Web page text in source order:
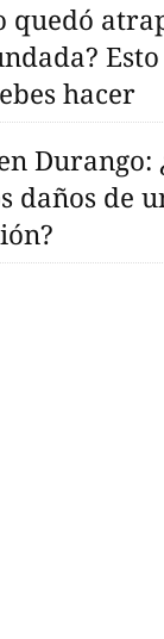
quedó
hacer
Durango:
daños de